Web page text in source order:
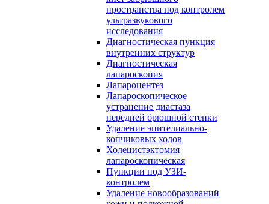
пространства под контролем
ультразвукового
исследования
Диагностическая пункция
внутренних структур
Диагностическая
лапароскопия
Лапароцентез
Лапароскопическое
устранение диастаза
передней брюшной стенки
Удаление эпителиально-
копчиковых ходов
Холецистэктомия
лапароскопическая
Пункции под УЗИ-
контролем
Удаление новообразований